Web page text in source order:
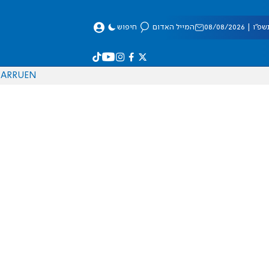
08/2026 המייל האדום חיפוש
EN
RU
AR